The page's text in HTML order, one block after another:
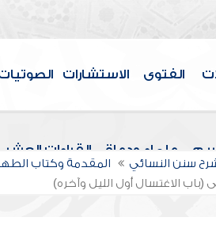
الفتوى الاستشارات
علماء ودعاة القراءات العشر
سنن النسائي
المقدمة وكتاب
الاغتسال أول الليل وآخره)